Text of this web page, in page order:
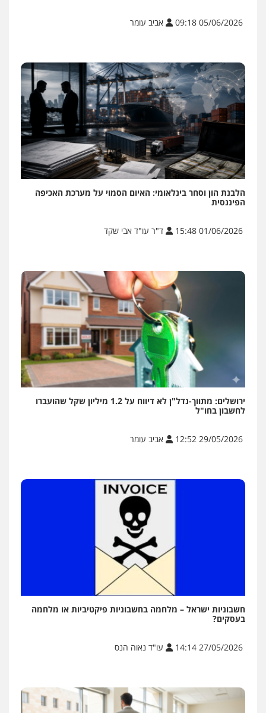
05/06/2026 09:18 אביב עומר
הלבנת הון וסחר בינלאומי: האיום הסמוי על מערכת האכיפה
הפיננסית
01/06/2026 15:48 ד"ר עו"ד אבי שקד
ירושלים: מתווך-נדל"ן לא דיווח על 1.2 מיליון שקל שהועברו
לחשבון בחו"ל
29/05/2026 12:52 אביב עומר
חשבוניות ישראל – מלחמה בחשבוניות פיקטיביות או מלחמה
בעסקים?
27/05/2026 14:14 עו"ד נאוה הנס